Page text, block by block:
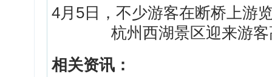
4月5日，不少游客在断桥上游
杭州西湖景区迎来游
相关资讯：